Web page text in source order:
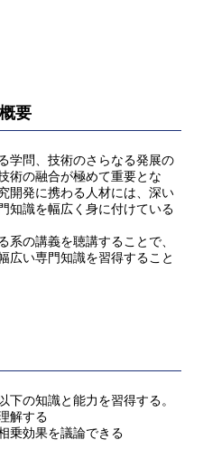
要
学問、技術のさらなる発展の
術の融合が極めて重要とな
開発に携わる人材には、深い
知識を幅広く身に付けている
系の講義を聴講することで、
広い専門知識を習得すること
下の知識と能力を習得する。
解する
乗効果を議論できる